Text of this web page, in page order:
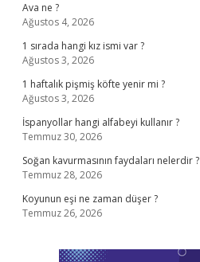
Ava ne ?
Ağustos 4, 2026
1 sırada hangi kız ismi var ?
Ağustos 3, 2026
1 haftalık pişmiş köfte yenir mi ?
Ağustos 3, 2026
İspanyollar hangi alfabeyi kullanır ?
Temmuz 30, 2026
Soğan kavurmasının faydaları nelerdir ?
Temmuz 28, 2026
Koyunun eşi ne zaman düşer ?
Temmuz 26, 2026